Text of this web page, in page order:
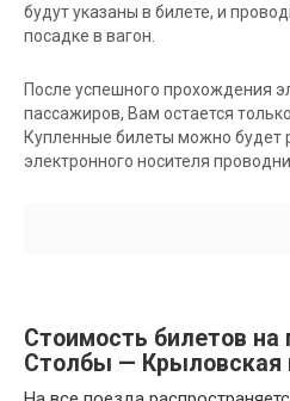
будут указаны в билете, и
посадке в вагон.
После успешного прохождения
пассажиров, Вам остается
Купленные билеты можно будет
электронного носителя
Стоимость билетов
Столбы — Крыловская